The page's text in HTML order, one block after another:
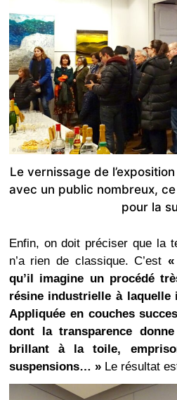
Le vernissage de
avec un public nombreux,
pour la
Enfin, on doit préciser que la
n’a rien de classique. C’est
qu’il imagine un procédé
résine industrielle à laquelle
Appliquée en couches
dont la transparence
brillant à la toile,
suspensions… »Le résultat